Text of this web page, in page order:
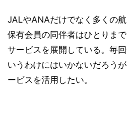
JALやANAだけでなく多くの
保有会員の同伴者はひとりま
サービスを展開している。毎
いうわけにはいかないだろう
ービスを活用したい。